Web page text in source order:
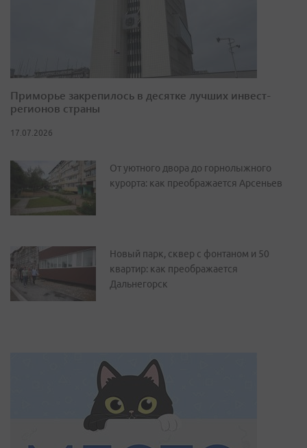
Приморье закрепилось в десятке лучших инвест-
регионов страны
17.07.2026
От уютного двора до горнолыжного
курорта: как преображается Арсеньев
Новый парк, сквер с фонтаном и 50
квартир: как преображается
Дальнегорск